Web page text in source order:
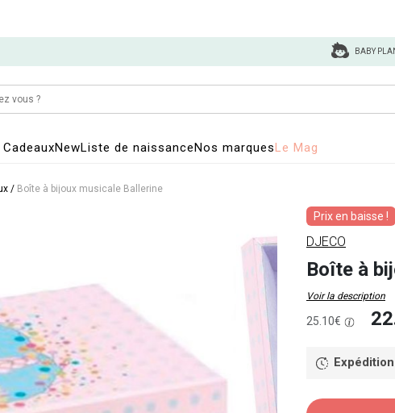
BABY
NewListe de naissanceNos marquesLe Mag
/ Boîte à bijoux musicale Ballerine
Prix en baisse !
DJECO
Boîte à
Voir la description
25.10€